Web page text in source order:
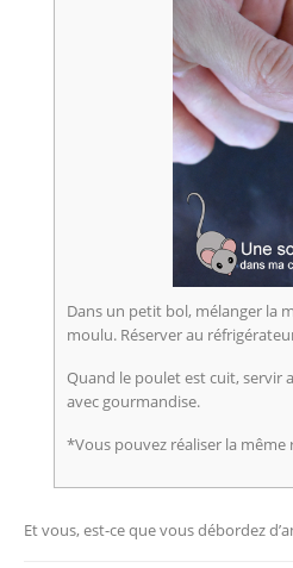
Dans un petit bol, mélanger la
moulu. Réserver au
Quand le poulet est cuit, servir
avec gourmandise.
*Vous pouvez réaliser la
Et vous, est-ce que vous débordez